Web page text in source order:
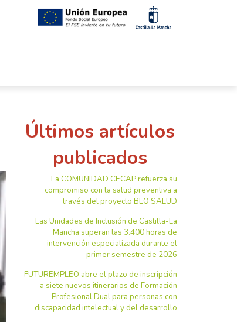
Últimos artículos
publicados
La COMUNIDAD CECAP refuerza su
compromiso con la salud preventiva a
través del proyecto BLO SALUD
Las Unidades de Inclusión de Castilla-La
Mancha superan las 3.400 horas de
intervención especializada durante el
primer semestre de 2026
FUTUREMPLEO abre el plazo de inscripción
a siete nuevos itinerarios de Formación
Profesional Dual para personas con
discapacidad intelectual y del desarrollo